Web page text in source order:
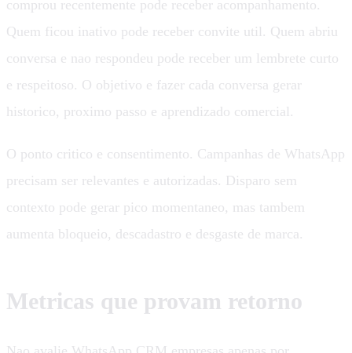
comprou recentemente pode receber acompanhamento.
Quem ficou inativo pode receber convite util. Quem abriu
conversa e nao respondeu pode receber um lembrete curto
e respeitoso. O objetivo e fazer cada conversa gerar
historico, proximo passo e aprendizado comercial.
O ponto critico e consentimento. Campanhas de WhatsApp
precisam ser relevantes e autorizadas. Disparo sem
contexto pode gerar pico momentaneo, mas tambem
aumenta bloqueio, descadastro e desgaste de marca.
Metricas que provam retorno